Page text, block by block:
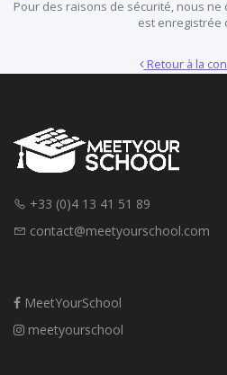
Pour des raisons de sécurité, nous ne
est enregistrée
Retour à la
+33 (0)4 13 41 51 89
contact@meetyourschool.com
MeetYourSchool
meetyourschool